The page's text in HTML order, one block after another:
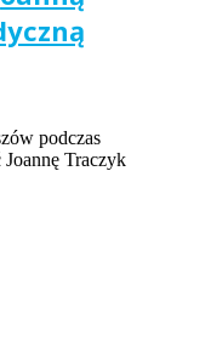
podczas
Traczyk